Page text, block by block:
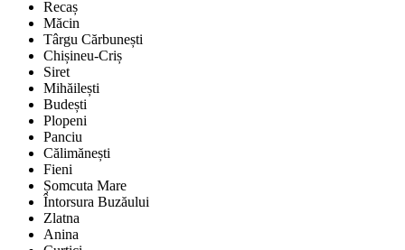
Recaș
Măcin
Târgu Cărbunești
Chișineu-Criș
Siret
Mihăilești
Budești
Plopeni
Panciu
Călimănești
Fieni
Șomcuta Mare
Întorsura Buzăului
Zlatna
Anina